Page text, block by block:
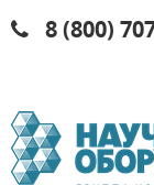
8 (800)